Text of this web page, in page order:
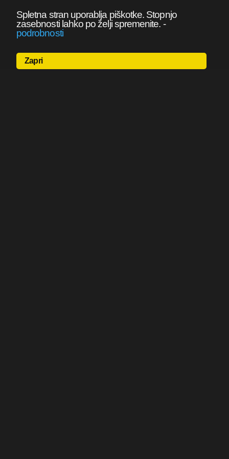
Spletna stran uporablja piškotke. Stopnjo
zasebnosti lahko po želji spremenite. -
podrobnosti
Zapri